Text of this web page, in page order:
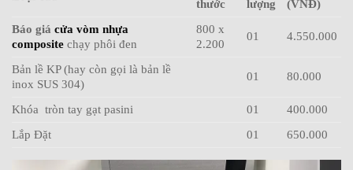
thước
lượng
(VNĐ)
Báo giá cửa vòm nhựa
composite chạy phôi đen
800 x
2.200
01 4.550.000
Bản lề KP (hay còn gọi là bản lề
inox SUS 304)
01 80.000
Khóa tròn tay gạt pasini 01
400.000
Lắp Đặt
01 650.000